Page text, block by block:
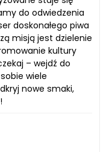
do odwiedzenia
doskonałego piwa
misją jest dzielenie
kultury
– wejdź do
wiele
nowe smaki,